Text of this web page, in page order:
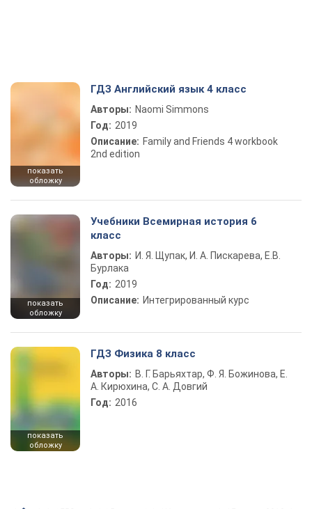
показать
обложку
ГДЗ Английский язык 4 класс
Авторы: Naomi Simmons
Год: 2019
Описание: Family and Friends 4 workbook
2nd edition
показать
обложку
Учебники Всемирная история 6
класс
Авторы: И. Я. Щупак, И. А. Пискарева, Е.В.
Бурлака
Год: 2019
Описание: Интегрированный курс
показать
обложку
ГДЗ Физика 8 класс
Авторы: В. Г. Барьяхтар, Ф. Я. Божинова, Е.
А. Кирюхина, С. А. Довгий
Год: 2016